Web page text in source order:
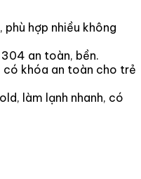
phù hợp nhiều không
an toàn, bền.
có khóa an toàn cho trẻ
làm lạnh nhanh, có